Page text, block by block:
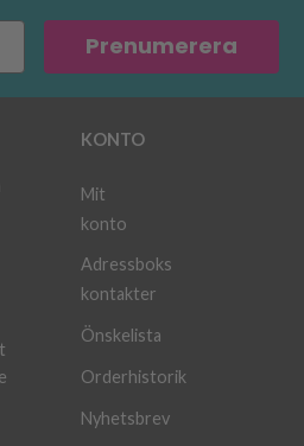
Prenumerera
KONTO
Mit
konto
Adressboks
kontakter
Önskelista
Orderhistorik
Nyhetsbrev